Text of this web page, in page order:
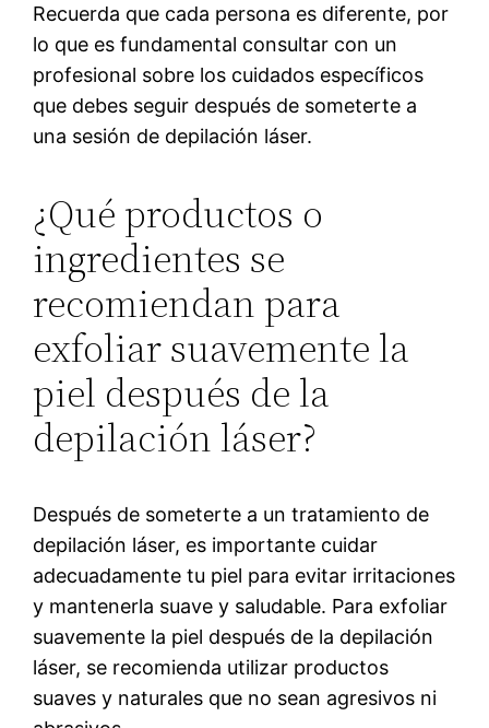
Recuerda que cada persona es diferente, por
lo que es fundamental consultar con un
profesional sobre los cuidados específicos
que debes seguir después de someterte a
una sesión de depilación láser.
¿Qué productos o
ingredientes se
recomiendan para
exfoliar suavemente la
piel después de la
depilación láser?
Después de someterte a un tratamiento de
depilación láser, es importante cuidar
adecuadamente tu piel para evitar irritaciones
y mantenerla suave y saludable. Para exfoliar
suavemente la piel después de la depilación
láser, se recomienda utilizar productos
suaves y naturales que no sean agresivos ni